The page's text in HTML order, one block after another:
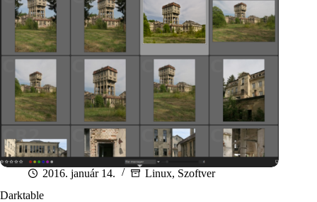
2016. január 14. Linux, Szoftver
Darktable